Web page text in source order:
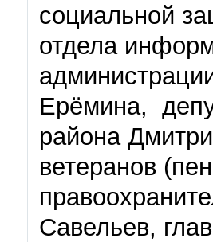
социальной
отдела
Ерёмина,
района
ветеранов
Савельев,